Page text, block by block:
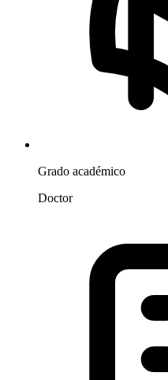
Grado académico
Doctor